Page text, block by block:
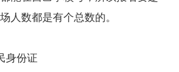
人数都是有个总数的。
身份证